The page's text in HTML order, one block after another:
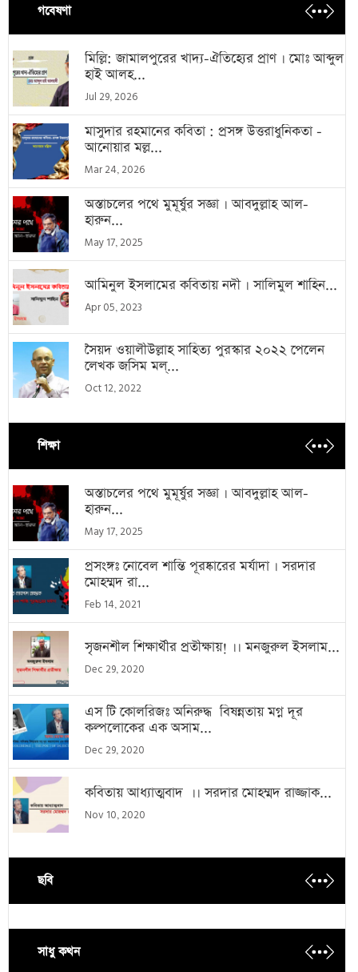
গবেষণা
মিল্লি: জামালপুরের খাদ্য-ঐতিহ্যের প্রাণ । মোঃ আব্দুল
হাই আলহ...
Jul 29, 2026
মাসুদার রহমানের কবিতা : প্রসঙ্গ উত্তরাধুনিকতা -
আনোয়ার মল্ল...
Mar 24, 2026
অস্তাচলের পথে মুমূর্ষুর সজ্ঞা । আবদুল্লাহ আল-
হারুন...
May 17, 2025
আমিনুল ইসলামের কবিতায় নদী । সালিমুল শাহিন...
Apr 05, 2023
সৈয়দ ওয়ালীউল্লাহ সাহিত্য পুরস্কার ২০২২ পেলেন
লেখক জসিম মল্...
Oct 12, 2022
শিক্ষা
অস্তাচলের পথে মুমূর্ষুর সজ্ঞা । আবদুল্লাহ আল-
হারুন...
May 17, 2025
প্রসংঙ্গঃ নোবেল শান্তি পূরষ্কারের মর্যাদা । সরদার
মোহম্মদ রা...
Feb 14, 2021
সৃজনশীল শিক্ষার্থীর প্রতীক্ষায়! ।। মনজুরুল ইসলাম...
Dec 29, 2020
এস টি কোলরিজঃ অনিরুদ্ধ বিষন্নতায় মগ্ন দূর
কল্পলোকের এক অসাম...
Dec 29, 2020
কবিতায় আধ্যাত্মবাদ ।। সরদার মোহম্মদ রাজ্জাক...
Nov 10, 2020
ছবি
সাধু কথন